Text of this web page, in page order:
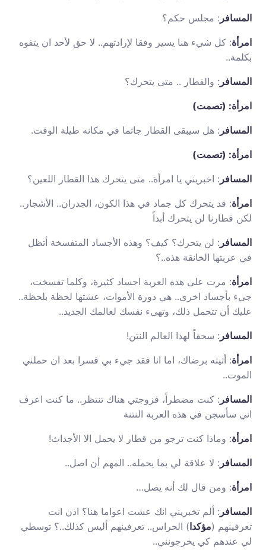
المسافر : مجلس حكم؟
امرأة: كل شيء هنا يسير وفقا لإرادتهم.. لا حق لأحد ان يتفوه
بكلمة..
المسافر : والقطار .. متى يتحرك؟
امرأة: (تصمت)
المسافر : هل سيبقى القطار جاثما في مكانه طيلة الوقت.
امرأة: (تصمت)
المسافر : اخبريني يا امرأة.. متى يتحرك هذا القطار اللعين؟
امرأة: قد يتحرك كل جماد في هذا الكون، الجدران.. الأشجار..
لكن قطارنا لن يتحرك أبداً
المسافر : لن يتحرك؟ كيف؟ وهذه الأجساد المتفسخة أتظل
في عربتها الخانقة هذه..؟
امرأة: مرت على هذه العربة اجساد كثيرة، وكلما تفسخت،
جيء بأجساد اخرى.. هي دورة الأموات، عشتها لحظة بلحظة..
عليك أن تتحمل ذلك، وتهيء نفسك لعالمك الجديد..
المسافر : سحقاً لهذا العالم النتن!
امرأة: أتيته برضاك، اما انا فقد جيء بي قسرا بعد ان حملني
الموت..
المسافر : كنت مضطراً، فزوجتي هناك تنتظر.. ما كنت اعرف
اني سأسجن في هذه العربة النتنة
امرأة: وماذا كنت ترجو من قطار لا يحمل الا الأجداث!
المسافر : لا علاقة لي بما يحمله.. المهم أن اصل..
امرأة: ومن قال لك أنه يصل…
المسافر : ألم تخبريني انك عشت اعواما هنا؟ اذن انت
تعرفينهم (مؤكدا) الحراس.. تعرفينهم أليس كذلك..؟ توسطي
لي عندهم كي يخرجونني..